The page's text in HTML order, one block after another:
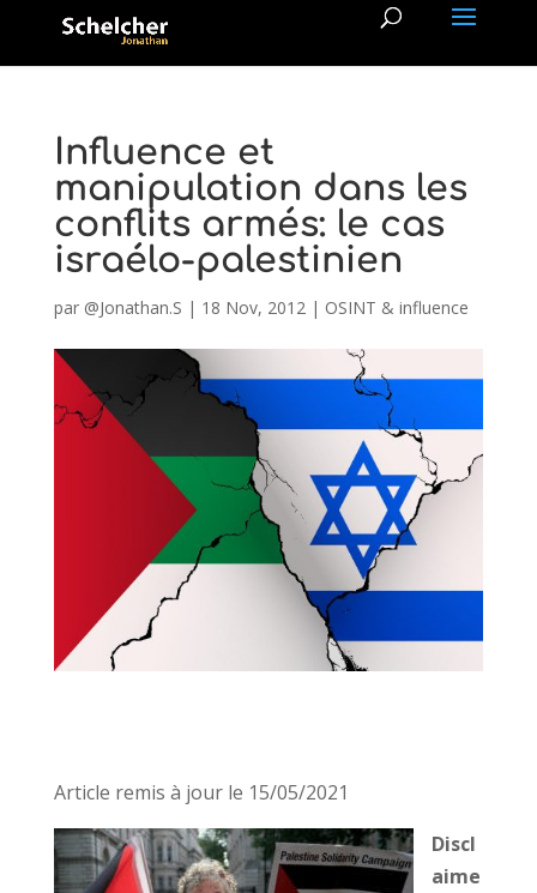
Influence et
manipulation dans les
conflits armés: le cas
israélo-palestinien
par @Jonathan.S | 18 Nov, 2012| OSINT & influence
Article remis à jour le 15/05/2021
Discl
aime